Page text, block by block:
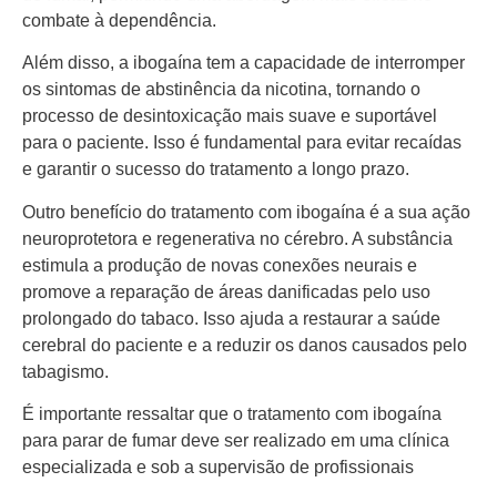
combate à dependência.
Além disso, a ibogaína tem a capacidade de interromper
os sintomas de abstinência da nicotina, tornando o
processo de desintoxicação mais suave e suportável
para o paciente. Isso é fundamental para evitar recaídas
e garantir o sucesso do tratamento a longo prazo.
Outro benefício do tratamento com ibogaína é a sua ação
neuroprotetora e regenerativa no cérebro. A substância
estimula a produção de novas conexões neurais e
promove a reparação de áreas danificadas pelo uso
prolongado do tabaco. Isso ajuda a restaurar a saúde
cerebral do paciente e a reduzir os danos causados pelo
tabagismo.
É importante ressaltar que o tratamento com ibogaína
para parar de fumar deve ser realizado em uma clínica
especializada e sob a supervisão de profissionais